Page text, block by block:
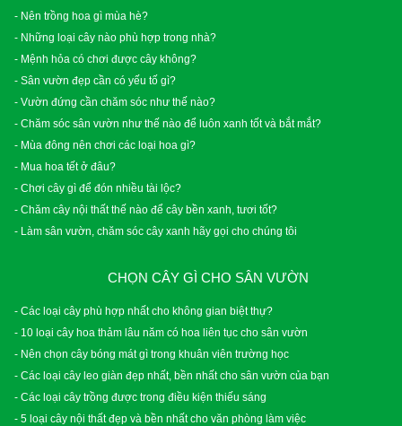
- Nên trồng hoa gì mùa hè?
- Những loại cây nào phù hợp trong nhà?
- Mệnh hỏa có chơi được cây không?
- Sân vườn đẹp cần có yếu tố gì?
- Vườn đứng cần chăm sóc như thế nào?
- Chăm sóc sân vườn như thế nào để luôn xanh tốt và bắt mắt?
- Mùa đông nên chơi các loại hoa gì?
- Mua hoa tết ở đâu?
- Chơi cây gì để đón nhiều tài lộc?
- Chăm cây nội thất thế nào để cây bền xanh, tươi tốt?
- Làm sân vườn, chăm sóc cây xanh hãy gọi cho chúng tôi
CHỌN CÂY GÌ CHO SÂN VƯỜN
- Các loại cây phù hợp nhất cho không gian biệt thự?
- 10 loại cây hoa thảm lâu năm có hoa liên tục cho sân vườn
- Nên chọn cây bóng mát gì trong khuân viên trường học
- Các loại cây leo giàn đẹp nhất, bền nhất cho sân vườn của bạn
- Các loại cây trồng được trong điều kiện thiếu sáng
- 5 loại cây nội thất đẹp và bền nhất cho văn phòng làm việc